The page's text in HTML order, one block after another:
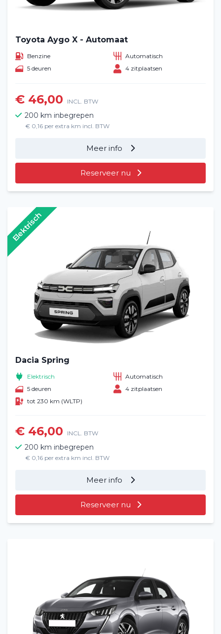
Toyota Aygo X - Automaat
Benzine
Automatisch
5 deuren
4 zitplaatsen
€ 46,00 INCL. BTW
200 km inbegrepen
€ 0,16 per extra km incl. BTW
Meer info
Reserveer nu
Dacia Spring
Elektrisch
Automatisch
5 deuren
4 zitplaatsen
tot 230 km (WLTP)
€ 46,00 INCL. BTW
200 km inbegrepen
€ 0,16 per extra km incl. BTW
Meer info
Reserveer nu
Elektrisch